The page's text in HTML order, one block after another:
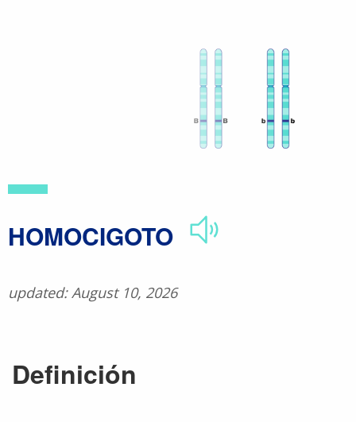
​HOMOCIGOTO
updated: August 10, 2026
Definición